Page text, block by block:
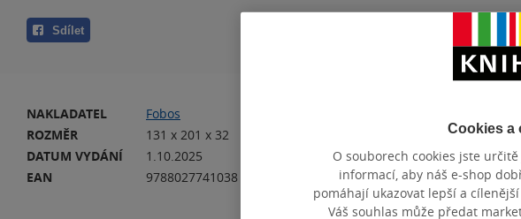
Sdílet
NAKLADATEL
Fobos
ROZMĚR
131 x 201 x 32
DATUM VYDÁNÍ
1.10.2025
EAN
9788027741038
314
JAZYK
Cookies a
O souborech cookies jste
informací, aby náš e-shop
pomáhají ukazovat lepší a
Váš souhlas může předat